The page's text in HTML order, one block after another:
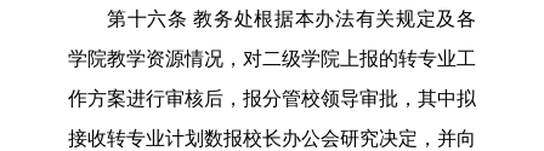
第十六条 教务处根据本办法有关规定及各
学院教学资源情况，对二级学院上报的转专业工
作方案进行审核后，报分管校领导审批，其中拟
接收转专业计划数报校长办公会研究决定， 并向